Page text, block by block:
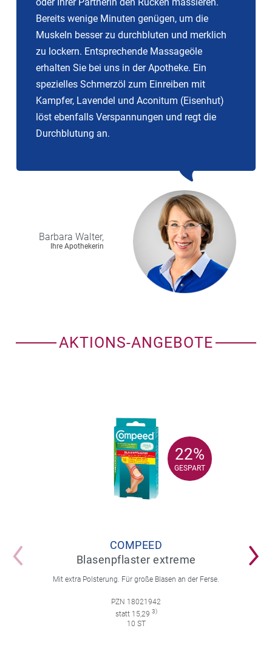
Bereits wenige Minuten genügen, um die
Muskeln besser zu durchbluten und merklich
zu lockern. Entsprechende Massageöle
erhalten Sie bei uns in der Apotheke. Ein
spezielles Schmerzöl zum Einreiben mit
Kampfer, Lavendel und Aconitum (Eisenhut)
löst ebenfalls Verspannungen und regt die
Durchblutung an.
Barbara Walter,
Ihre Apothekerin
AKTIONS-ANGEBOTE
22%
GESPART
22%
GESPART
COMPEED
Blasenpflaster extreme
Mit extra Polsterung. Für große Blasen an der Ferse.
PZN 18021942
statt 15,29 3)
10 ST